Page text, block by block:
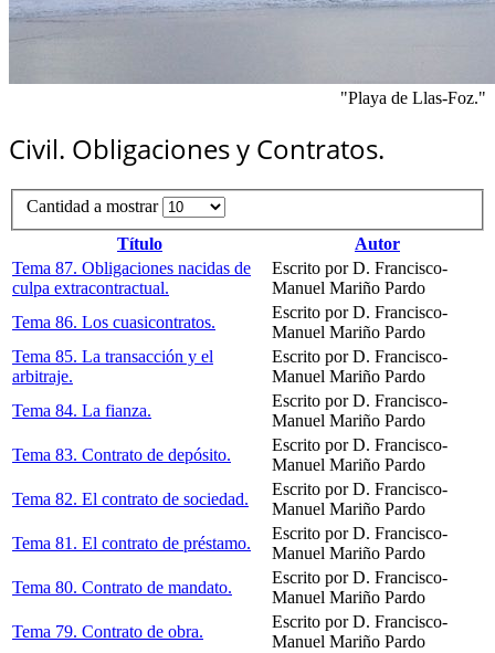
"Playa de Llas-Foz."
Civil. Obligaciones y Contratos.
Cantidad a mostrar
Título
Autor
Tema 87. Obligaciones nacidas de
culpa extracontractual.
Escrito por D. Francisco-
Manuel Mariño Pardo
Tema 86. Los cuasicontratos.
Escrito por D. Francisco-
Manuel Mariño Pardo
Tema 85. La transacción y el
arbitraje.
Escrito por D. Francisco-
Manuel Mariño Pardo
Tema 84. La fianza.
Escrito por D. Francisco-
Manuel Mariño Pardo
Tema 83. Contrato de depósito.
Escrito por D. Francisco-
Manuel Mariño Pardo
Tema 82. El contrato de sociedad.
Escrito por D. Francisco-
Manuel Mariño Pardo
Tema 81. El contrato de préstamo.
Escrito por D. Francisco-
Manuel Mariño Pardo
Tema 80. Contrato de mandato.
Escrito por D. Francisco-
Manuel Mariño Pardo
Tema 79. Contrato de obra.
Escrito por D. Francisco-
Manuel Mariño Pardo